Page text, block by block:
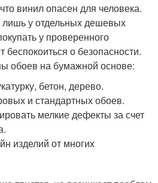
винил опасен для человека.
лишь у отдельных дешевых
у проверенного
беспокоиться о безопасности.
обоев на бумажной основе:
бетон, дерево.
и стандартных обоев.
мелкие дефекты за счет
изделий от многих